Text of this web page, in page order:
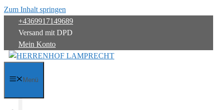
Zum Inhalt springen
+4369917149689
Versand mit DPD
Mein Konto
Menü